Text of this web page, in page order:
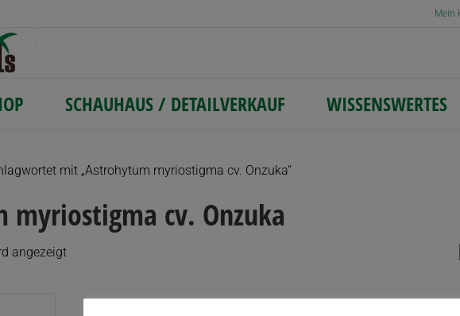
Mein
SCHAUHAUS / DETAILVERKAUF WISSENSWERTES
mit „Astrohytum myriostigma cv. Onzuka“
myriostigma cv. Onzuka
angezeigt